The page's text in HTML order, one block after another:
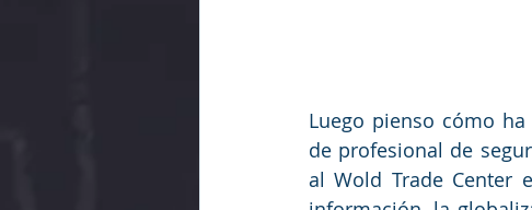
Luego pienso cómo
de profesional de
al Wold Trade Center